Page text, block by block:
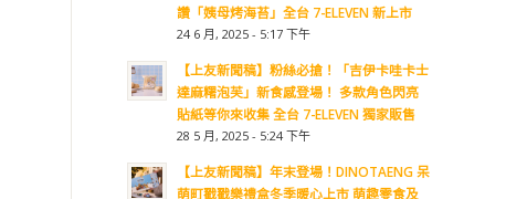
讚「姨母烤海苔」全台 7-ELEVEN 新上市
24 6 月, 2025 - 5:17 下午
【上友新聞稿】粉絲必搶！「吉伊卡哇卡士
達麻糬泡芙」新食感登場！ 多款角色閃亮
貼紙等你來收集 全台 7-ELEVEN 獨家販售
28 5 月, 2025 - 5:24 下午
【上友新聞稿】年末登場！DINOTAENG 呆
萌町戳戳樂禮盒冬季暖心上市 萌趣零食及